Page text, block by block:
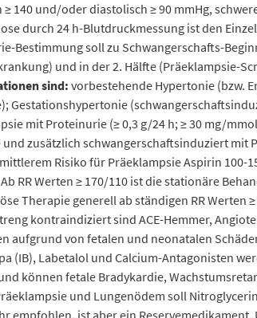
≥ 140 und/oder diastolisch ≥ 90 mmHg,
durch 24 h-Blutdruckmessung ist den
Bestimmung soll zu Schwangerschafts-
und in der 2. Hälfte (Präeklampsie-
sind:vorbestehende Hypertonie (bzw.
Gestationshypertonie
mit Proteinurie (≥ 0,3 g/24 h; ≥ 30 mg/
zusätzlich schwangerschaftsinduziert mit
Risiko für Präeklampsie Aspirin 100-
Ab RR Werten ≥ 170/110 ist die stationäre
Therapie generell ab ständigen RR Werten
kontraindiziert sind ACE-Hemmer,
aufgrund von fetalen und neonatalen
(IB), Labetalol und Calcium-Antagonisten
können fetale Bradykardie,
und Lungenödem soll